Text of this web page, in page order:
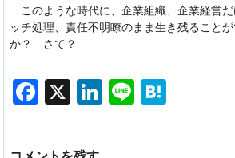
このような時代に、企業組織、企業経営
ッチ処理、責任不明瞭のまま生き残ること
か？ さて？
F
X
Li
Li